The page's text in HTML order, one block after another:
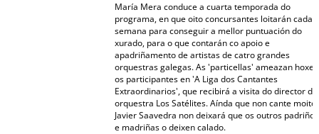
María Mera conduce a cuarta temporada do
programa, en que oito concursantes loitarán cada
semana para conseguir a mellor puntuación do
xurado, para o que contarán co apoio e
apadriñamento de artistas de catro grandes
orquestras galegas. As 'particellas' ameazan hoxe
os participantes en 'A Liga dos Cantantes
Extraordinarios', que recibirá a visita do director da
orquestra Los Satélites. Aínda que non cante moito,
Javier Saavedra non deixará que os outros padriños
e madriñas o deixen calado.